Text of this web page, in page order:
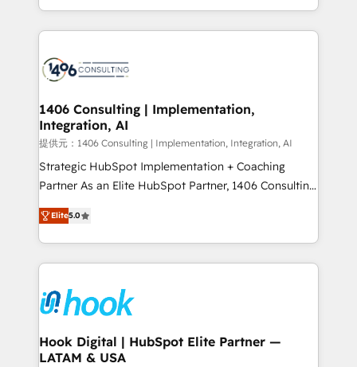
people, processes and data. We offer the best
digital solutions on the market, ranging from CRM
marketing automation to online and offline sales
allowing companies to optimize processes and meet
the needs of the customer. We are part of Impresoft
Group, a group of specialized and complementary
companies that divide their offer into 4
Competence Centers: Smart Manufacturing,
The synergies generated by these integrations,
together with the combination of talents, skills,
to accompany companies on their digital
transformation journey.
1406 Consulting | Implementation,
Integration, AI
提供元：1406 Consulting | Implementation, Integration, AI
Strategic HubSpot Implementation + Coaching
Partner As an Elite HubSpot Partner, 1406 Consulting
helps mid-market revenue teams transform how
they sell, market, and serve. We don't just build your
HubSpot—we teach your team to own it, then stay
to help you keep winning. What We Do ⚙️ CRM
Data & Content 📈 Sales & Marketing Alignment +
Revenue Team Enablement 🤖 Breeze AI & Custom
Agent Creation 🔄 Custom Integrations & Data
Migration Why 1406 We become part of your team.
Elite5.0
Hook Digital | HubSpot Elite Partner —
LATAM & USA